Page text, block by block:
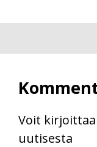
Voit
uutisesta